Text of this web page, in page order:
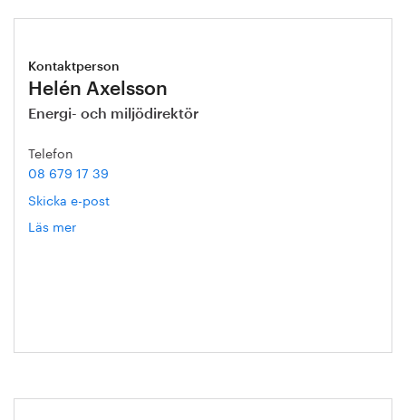
Kontaktperson
Helén Axelsson
Energi- och miljödirektör
Telefon
08 679 17 39
Skicka e-post
Läs mer